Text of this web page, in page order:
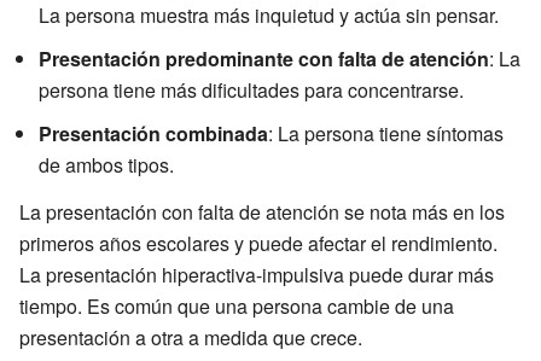
La persona muestra más inquietud y actúa sin pensar.
Presentación predominante con falta de atención: La
persona tiene más dificultades para concentrarse.
Presentación combinada: La persona tiene síntomas
de ambos tipos.
La presentación con falta de atención se nota más en los
primeros años escolares y puede afectar el rendimiento.
La presentación hiperactiva-impulsiva puede durar más
tiempo. Es común que una persona cambie de una
presentación a otra a medida que crece.